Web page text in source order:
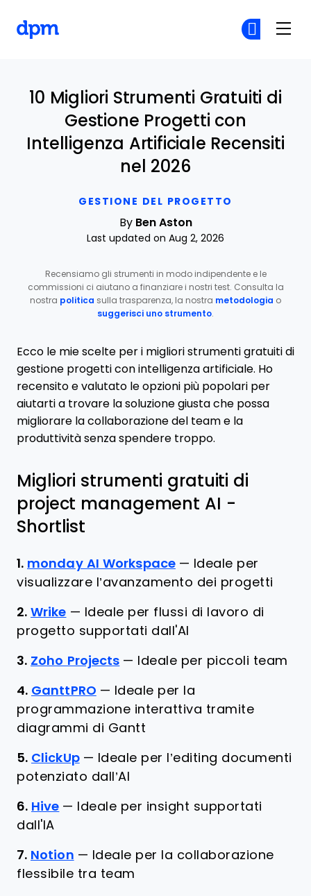
GESTIONE DEL PROGETTO
10 Migliori Strumenti Gratuiti di
Gestione Progetti con
Intelligenza Artificiale Recensiti
nel 2026
By Ben Aston
Last updated on Aug 2, 2026
Recensiamo gli strumenti in modo indipendente e le
commissioni ci aiutano a finanziare i nostri test. Consulta la
nostra politica sulla trasparenza, la nostra metodologia o
suggerisci uno strumento.
Ecco le mie scelte per i migliori strumenti gratuiti di
gestione progetti con intelligenza artificiale. Ho
recensito e valutato le opzioni più popolari per
aiutarti a trovare la soluzione giusta che possa
migliorare la collaborazione del team e la
produttività senza spendere troppo.
Migliori strumenti gratuiti di
project management AI -
Shortlist
1. monday AI Workspace — Ideale per
visualizzare l’avanzamento dei progetti
2. Wrike — Ideale per flussi di lavoro di
progetto supportati dall'AI
3. Zoho Projects — Ideale per piccoli team
4. GanttPRO — Ideale per la
programmazione interattiva tramite
diagrammi di Gantt
5. ClickUp — Ideale per l’editing documenti
potenziato dall’AI
6. Hive —
Ideale per insight supportati
dall'IA
7. Notion — Ideale per la collaborazione
flessibile tra team